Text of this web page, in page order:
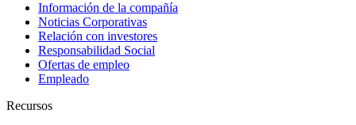
Información de la compañía
Noticias Corporativas
Relación con investores
Responsabilidad Social
Ofertas de empleo
Empleado
Recursos